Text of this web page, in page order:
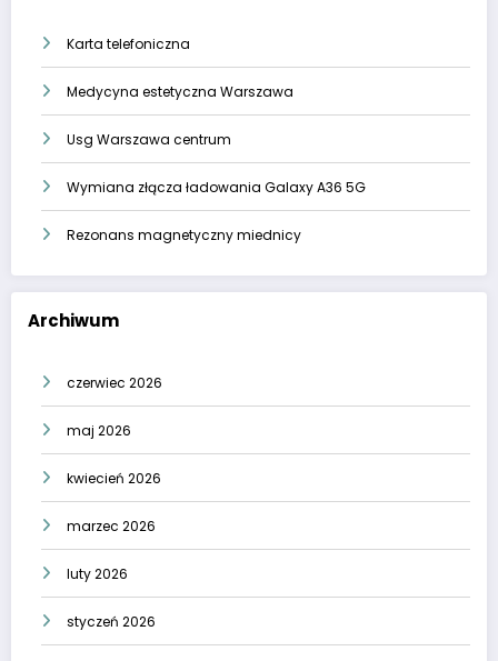
Karta telefoniczna
Medycyna estetyczna Warszawa
Usg Warszawa centrum
Wymiana złącza ładowania Galaxy A36 5G
Rezonans magnetyczny miednicy
Archiwum
czerwiec 2026
maj 2026
kwiecień 2026
marzec 2026
luty 2026
styczeń 2026